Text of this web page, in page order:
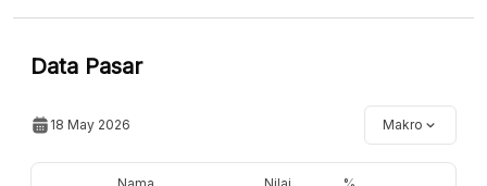
Data Pasar
18 May 2026 Makro